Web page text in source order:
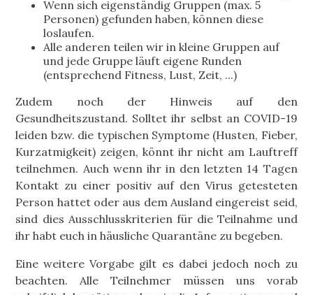
Wenn sich eigenständig Gruppen (max. 5
Personen) gefunden haben, können diese
loslaufen.
Alle anderen teilen wir in kleine Gruppen auf
und jede Gruppe läuft eigene Runden
(entsprechend Fitness, Lust, Zeit, ...)
Zudem noch der Hinweis auf den
Gesundheitszustand. Solltet ihr selbst an COVID-19
leiden bzw. die typischen Symptome (Husten, Fieber,
Kurzatmigkeit) zeigen, könnt ihr nicht am Lauftreff
teilnehmen. Auch wenn ihr in den letzten 14 Tagen
Kontakt zu einer positiv auf den Virus getesteten
Person hattet oder aus dem Ausland eingereist seid,
sind dies Ausschlusskriterien für die Teilnahme und
ihr habt euch in häusliche Quarantäne zu begeben.
Eine weitere Vorgabe gilt es dabei jedoch noch zu
beachten. Alle Teilnehmer müssen uns vorab